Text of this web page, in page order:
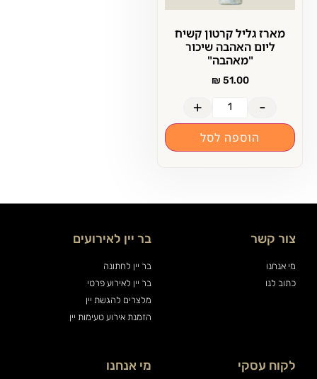
מארז גליל קרטון קשיח
ליום האהבה שיכור
"מאהבה"
₪ 51.00
-
+
הוספה לסל
צור קשר
מי אנחנו
כתוב לנו
בר יין לאירועים
בר יין לחתונה
בר יין לאירוע פרטי
מלצרים להגשת יין
הזמנת אירוע טעימות יין
לקוח עסקי מי אנחנו